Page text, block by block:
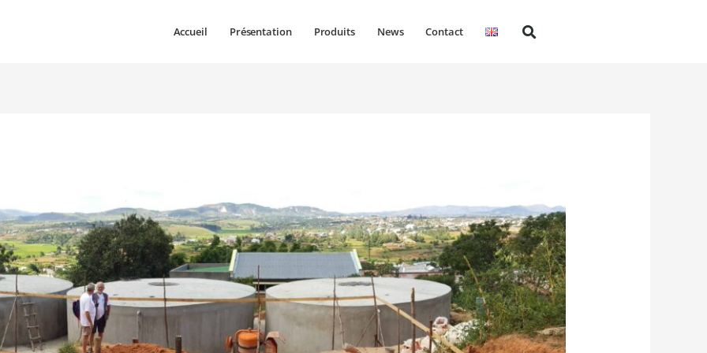
Accueil Présentation Produits News Contact